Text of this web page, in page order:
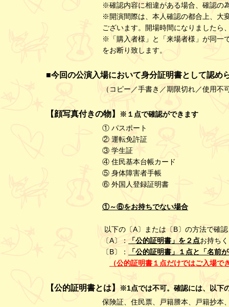
※確認内容に相違がある場合、確認の
※開演間際は、本人確認の都合上、大
ございます。開場時間になりましたら
※「購入者様」と「来場者様」が同一
をお断り致します。
■今回の公演入場において身分証明書として認め
（コピー／手書き／期限切れ／使用不
【顔写真付きの物】
※１点で確認ができます
① パスポート
② 運転免許証
③ 学生証
④ 住民基本台帳カード
⑤ 身体障害者手帳
⑥ 外国人登録証明書
①～⑥をお持ちでない場合
以下の〔A〕または〔B〕の方法で確
〔A〕：
「公的証明書」を２点お持ち
〔B〕：
「公的証明書」１点と「名前
（公的証明書１点だけではご入場で
【公的証明書とは】
※1点では不可。確認には、以下
保険証、住民票、戸籍謄本、戸籍抄本